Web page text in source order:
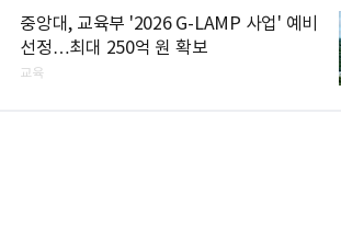
중앙대, 교육부 '2026 G-LAMP 사업' 예비
선정…최대 250억 원 확보
교육